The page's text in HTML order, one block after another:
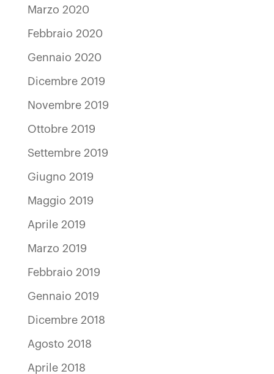
Marzo 2020
Febbraio 2020
Gennaio 2020
Dicembre 2019
Novembre 2019
Ottobre 2019
Settembre 2019
Giugno 2019
Maggio 2019
Aprile 2019
Marzo 2019
Febbraio 2019
Gennaio 2019
Dicembre 2018
Agosto 2018
Aprile 2018